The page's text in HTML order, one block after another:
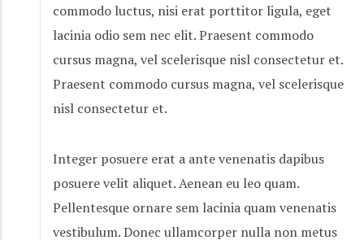
commodo luctus, nisi erat porttitor ligula, eget
lacinia odio sem nec elit. Praesent commodo
cursus magna, vel scelerisque nisl consectetur et.
Praesent commodo cursus magna, vel scelerisque
nisl consectetur et.
Integer posuere erat a ante venenatis dapibus
posuere velit aliquet. Aenean eu leo quam.
Pellentesque ornare sem lacinia quam venenatis
vestibulum. Donec ullamcorper nulla non metus